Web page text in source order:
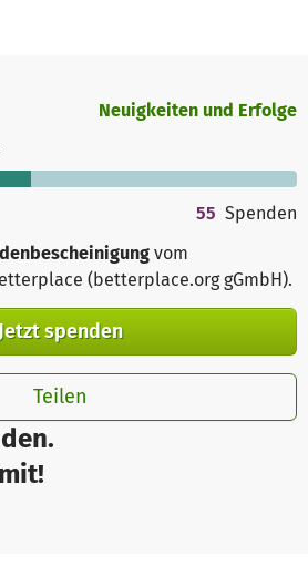
Neuigkeiten und Erfolge
55 Spenden
vom
(betterplace.org gGmbH).
Jetzt spenden
Teilen